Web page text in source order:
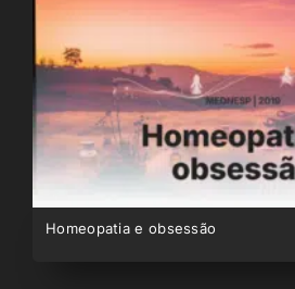
Homeopatia e obsessão